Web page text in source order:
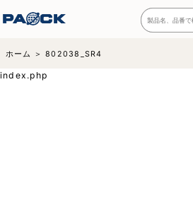
ホーム 802038_SR4
index.php